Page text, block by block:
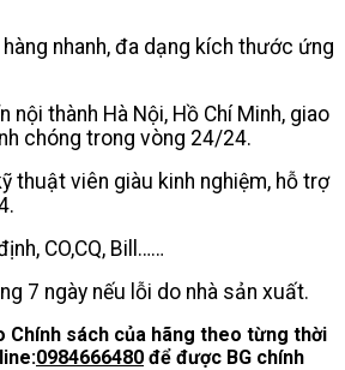
nhanh, đa dạng kích thước ứng
nội thành Hà Nội, Hồ Chí Minh, giao
chóng trong vòng 24/24.
thuật viên giàu kinh nghiệm, hỗ trợ
CO,CQ, Bill……
7 ngày nếu lỗi do nhà sản xuất.
Chính sách của hãng theo từng thời
0984666480 để được BG chính